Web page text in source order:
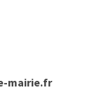
mairie.fr